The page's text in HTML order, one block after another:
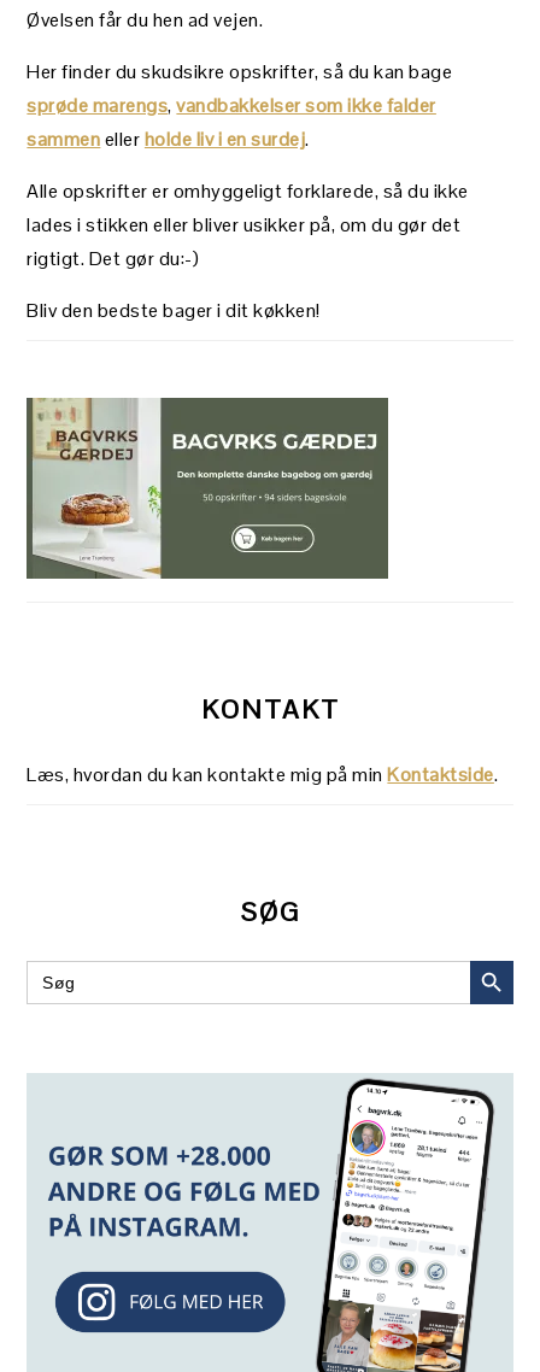
Øvelsen får du hen ad vejen.
Her finder du skudsikre opskrifter, så du kan bage
sprøde marengs,vandbakkelser som ikke falder
sammenellerholde liv i en surdej.
Alle opskrifter er omhyggeligt forklarede, så du ikke
lades i stikken eller bliver usikker på, om du gør det
rigtigt. Det gør du:-)
Bliv den bedste bager i dit køkken!
KONTAKT
Læs, hvordan du kan kontakte mig på minKontaktside.
SØG
Search
for:
SEARCH